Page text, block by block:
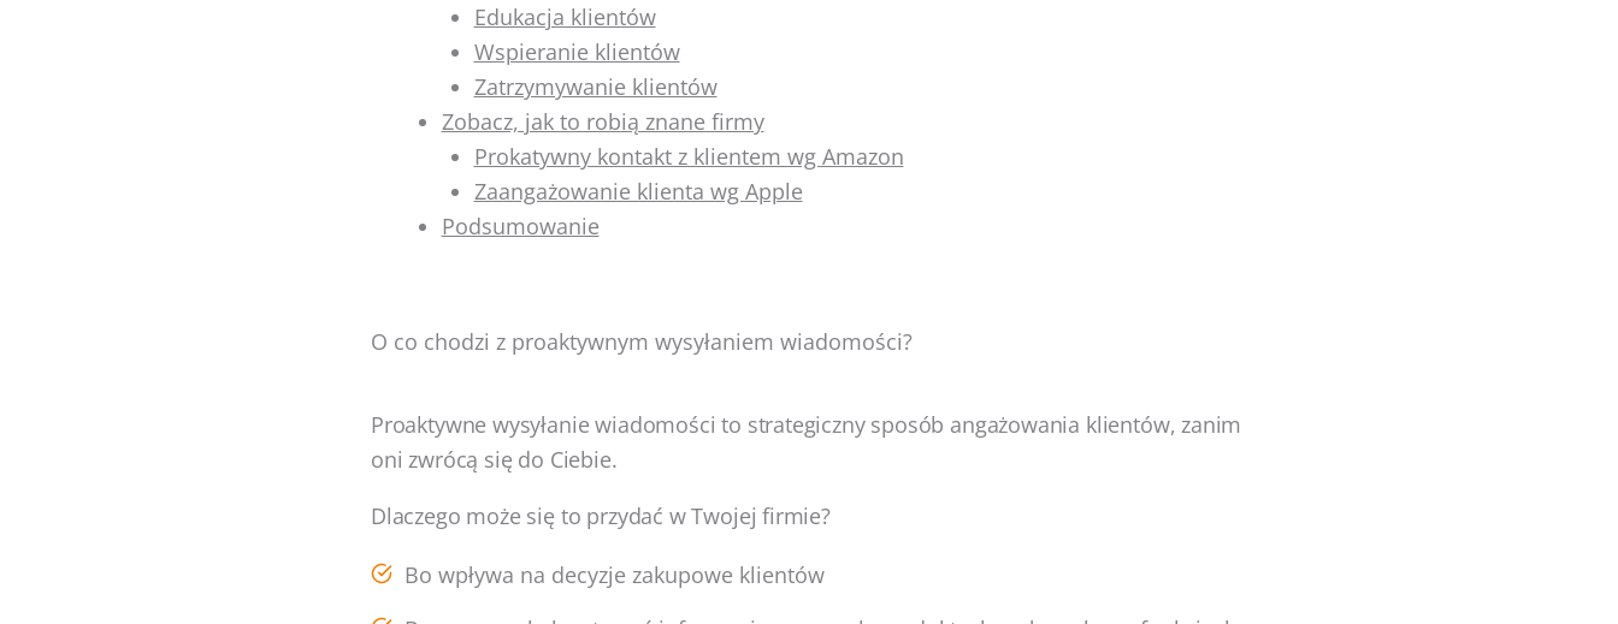
Edukacja klientów
Wspieranie klientów
Zatrzymywanie klientów
Zobacz, jak to robią znane firmy
Prokatywny kontakt z klientem wg Amazon
Zaangażowanie klienta wg Apple
Podsumowanie
O co chodzi z proaktywnym wysyłaniem wiadomości?
Proaktywne wysyłanie wiadomości to strategiczny sposób angażowania klientów, zanim
oni zwrócą się do Ciebie.
Dlaczego może się to przydać w Twojej firmie?
Bo wpływa na decyzje zakupowe klientów